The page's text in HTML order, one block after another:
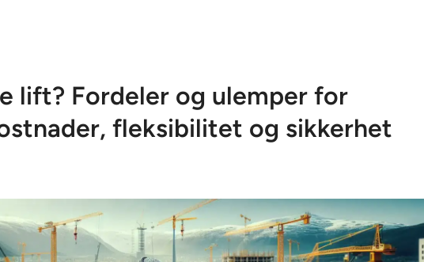
lift? Fordeler og ulemper for
fleksibilitet og sikkerhet